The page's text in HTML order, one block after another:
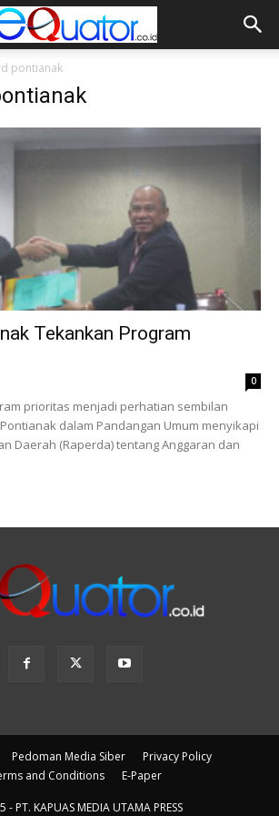
pontianak
Tekankan Program
0
prioritas menjadi perhatian sembilan
Pontianak dalam Pandangan Umum menyikapi
Daerah (Raperda) tentang Anggaran dan
Pedoman Media Siber
Privacy Policy
and Conditions
E-Paper
- PT. KAPUAS MEDIA UTAMA PRESS